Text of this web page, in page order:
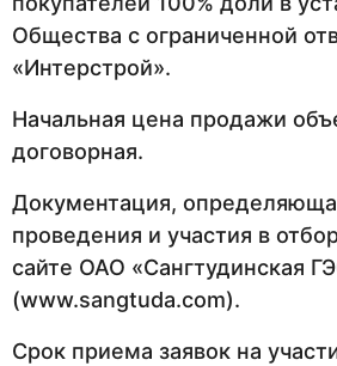
Общества с ограниченной
«Интерстрой».
Начальная цена продажи
договорная.
Документация,
проведения и участия в
сайте ОАО «Сангтудинская
(www.sangtuda.com).
Срок приема заявок на